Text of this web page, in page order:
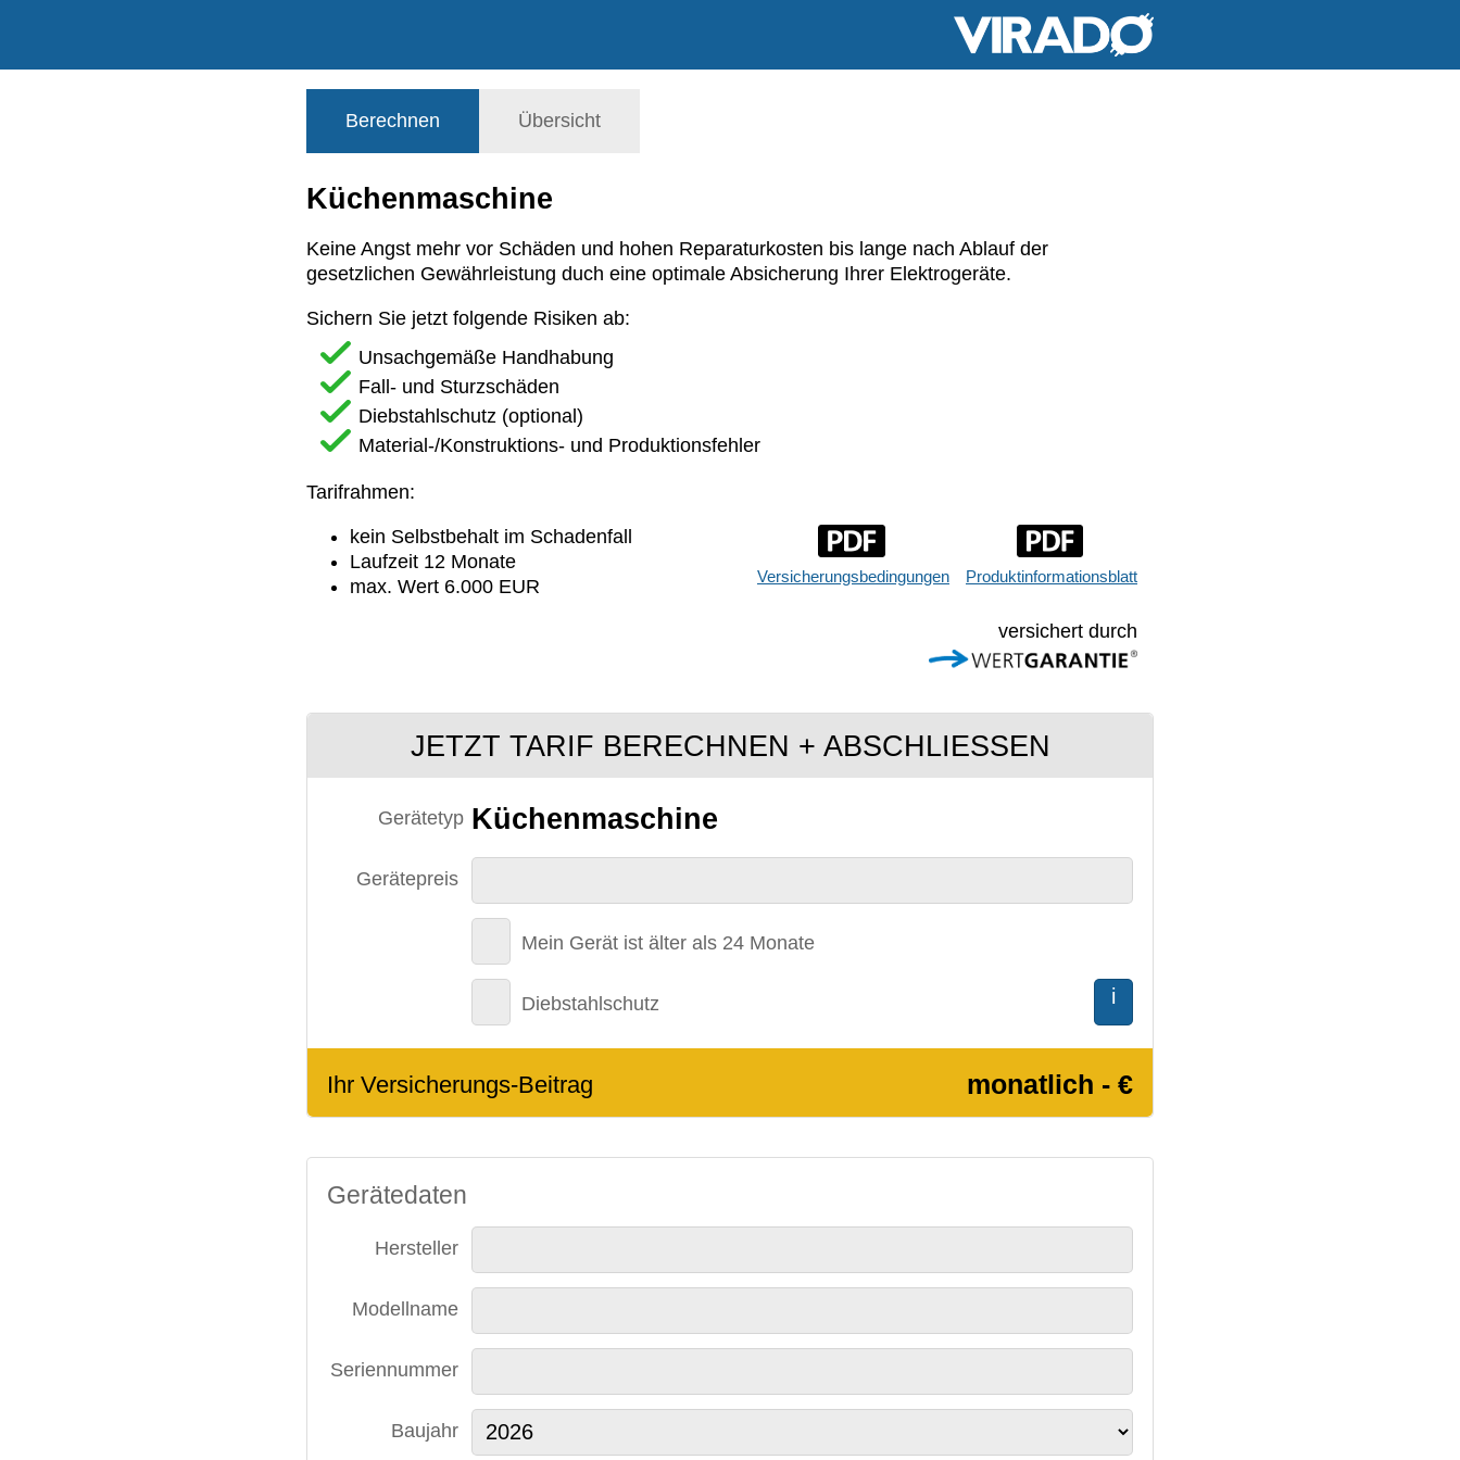
Berechnen Übersicht
Küchenmaschine
Keine Angst mehr vor Schäden und hohen Reparaturkosten bis lange nach Ablauf der
gesetzlichen Gewährleistung duch eine optimale Absicherung Ihrer Elektrogeräte.
Sichern Sie jetzt folgende Risiken ab:
Unsachgemäße Handhabung
Fall- und Sturzschäden
Diebstahlschutz (optional)
Material-/Konstruktions- und Produktionsfehler
Tarifrahmen:
kein Selbstbehalt im Schadenfall
Laufzeit 12 Monate
max. Wert 6.000 EUR
Produktinformationsblatt
Versicherungsbedingungen
versichert durch
JETZT TARIF BERECHNEN + ABSCHLIESSEN
Gerätetyp Küchenmaschine
Gerätepreis
Mein Gerät ist älter als 24 Monate
i
Diebstahlschutz
Ihr Versicherungs-Beitrag monatlich - €
Gerätedaten
Hersteller
Modellname
Seriennummer
Baujahr